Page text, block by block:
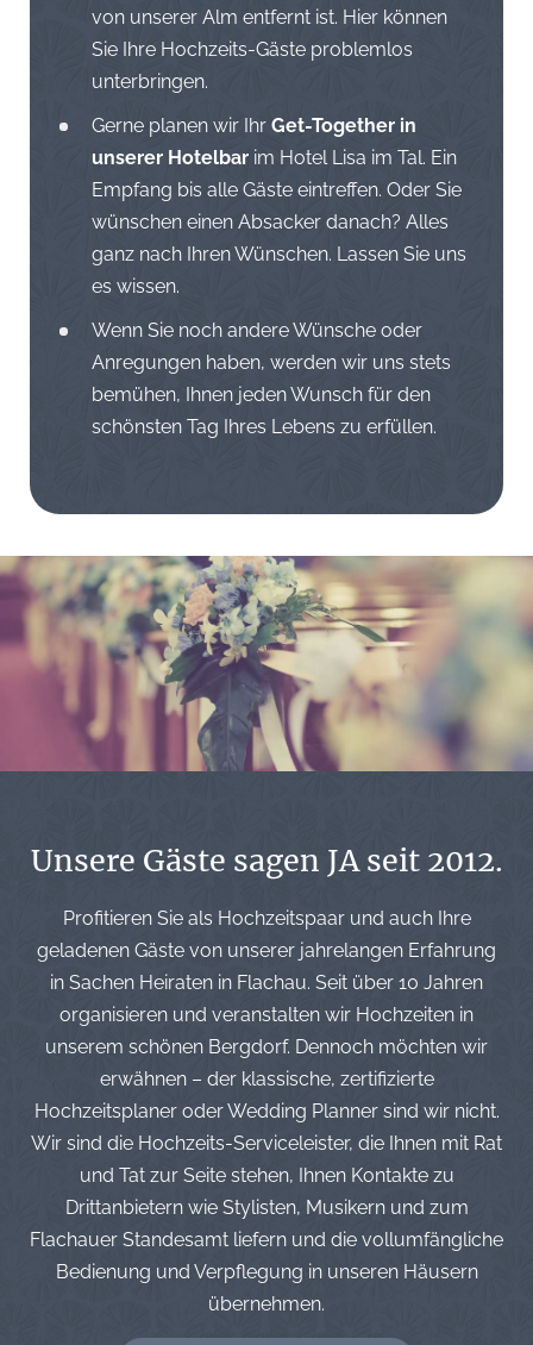
von unserer Alm entfernt ist. Hier können
Sie Ihre Hochzeits-Gäste problemlos
unterbringen.
Gerne planen wir Ihr Get-Together in
unserer Hotelbar im Hotel Lisa im Tal. Ein
Empfang bis alle Gäste eintreffen. Oder Sie
wünschen einen Absacker danach? Alles
ganz nach Ihren Wünschen. Lassen Sie uns
es wissen.
Wenn Sie noch andere Wünsche oder
Anregungen haben, werden wir uns stets
bemühen, Ihnen jeden Wunsch für den
schönsten Tag Ihres Lebens zu erfüllen.
Unsere Gäste sagen JA seit 2012.
Profitieren Sie als Hochzeitspaar und auch Ihre
geladenen Gäste von unserer jahrelangen Erfahrung
in Sachen Heiraten in Flachau. Seit über 10 Jahren
organisieren und veranstalten wir Hochzeiten in
unserem schönen Bergdorf. Dennoch möchten wir
erwähnen – der klassische, zertifizierte
Hochzeitsplaner oder Wedding Planner sind wir nicht.
Wir sind die Hochzeits-Serviceleister, die Ihnen mit Rat
und Tat zur Seite stehen, Ihnen Kontakte zu
Drittanbietern wie Stylisten, Musikern und zum
Flachauer Standesamt liefern und die vollumfängliche
Bedienung und Verpflegung in unseren Häusern
übernehmen.